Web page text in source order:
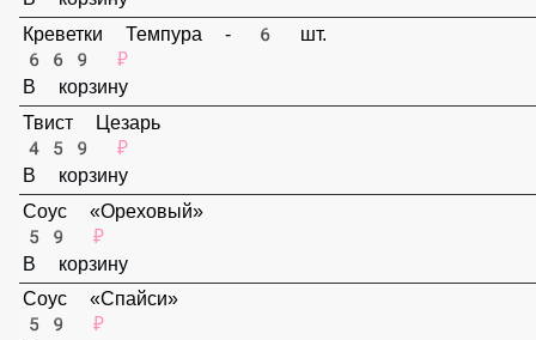
Стрипсы куринные
339 ₽
В корзину
Креветки Темпура - 6 шт.
669 ₽
В корзину
Твист Цезарь
459 ₽
В корзину